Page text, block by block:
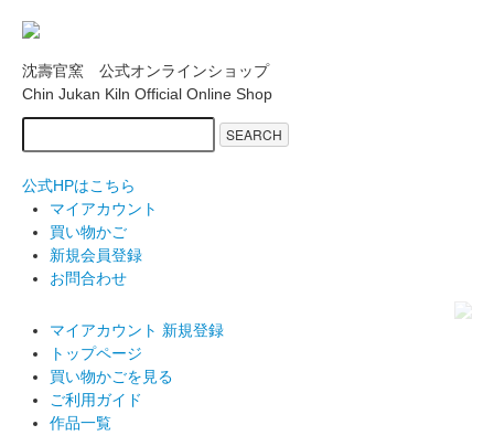
沈壽官窯 公式オンラインショップ
Chin Jukan Kiln Official Online Shop
SEARCH
公式HPはこちら
マイアカウント
買い物かご
新規会員登録
お問合わせ
マイアカウント 新規登録
トップページ
買い物かごを見る
ご利用ガイド
作品一覧